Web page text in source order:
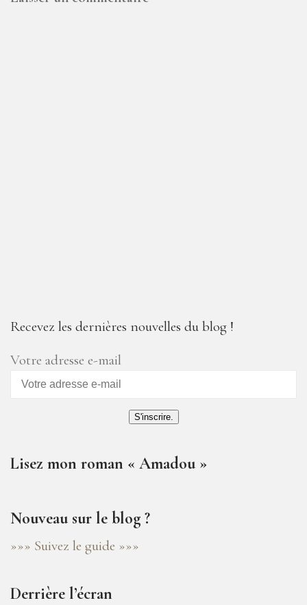
Recevez les dernières nouvelles du blog !
Votre adresse e-mail
S'inscrire.
Lisez mon roman « Amadou »
Nouveau sur le blog ?
»»» Suivez le guide »»»
Derrière l’écran